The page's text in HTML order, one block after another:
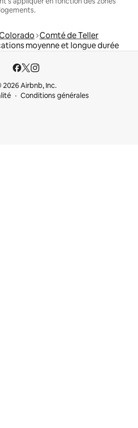
Comté de Teller
moyenne et longue durée
2026 Airbnb, Inc.
Conditions générales